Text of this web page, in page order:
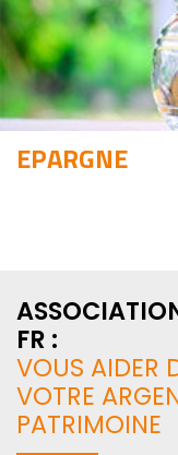
EPARGNE
FR :
VOUS AIDER
VOTRE
PATRIMOINE